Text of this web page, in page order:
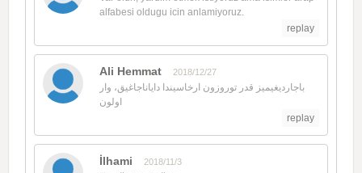
alfabesi oldugu icin anlamiyoruz.
replay
Ali Hemmat 2018/12/27
باجاردیغیمیز قدر توروزون ارخاسیندا دایاناجاغیق، وار
اولون
replay
İlhami 2018/11/3